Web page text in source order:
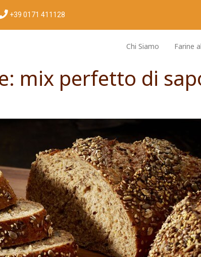
+39 0171 411128​
Chi Siamo Farine
mix perfetto di